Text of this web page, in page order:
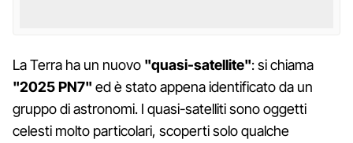
La Terra ha un nuovo "quasi-satellite": si chiama
"2025 PN7" ed è stato appena identificato da un
gruppo di astronomi. I quasi-satelliti sono oggetti
celesti molto particolari, scoperti solo qualche